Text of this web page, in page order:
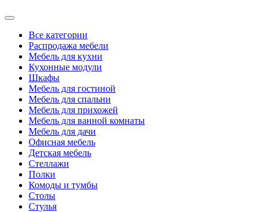
Все категории
Распродажа мебели
Мебель для кухни
Кухонные модули
Шкафы
Мебель для гостиной
Мебель для спальни
Мебель для прихожей
Мебель для ванной комнаты
Мебель для дачи
Офисная мебель
Детская мебель
Стеллажи
Полки
Комоды и тумбы
Столы
Стулья